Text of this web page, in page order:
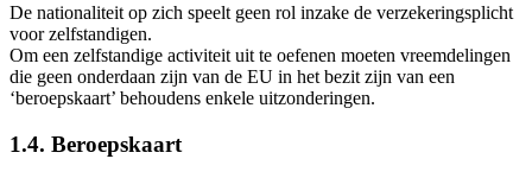
De nationaliteit op zich speelt geen rol inzake de verzekeringsplicht
voor zelfstandigen.
Om een zelfstandige activiteit uit te oefenen moeten vreemdelingen
die geen onderdaan zijn van de EU in het bezit zijn van een
‘beroepskaart’ behoudens enkele uitzonderingen.
1.4. Beroepskaart